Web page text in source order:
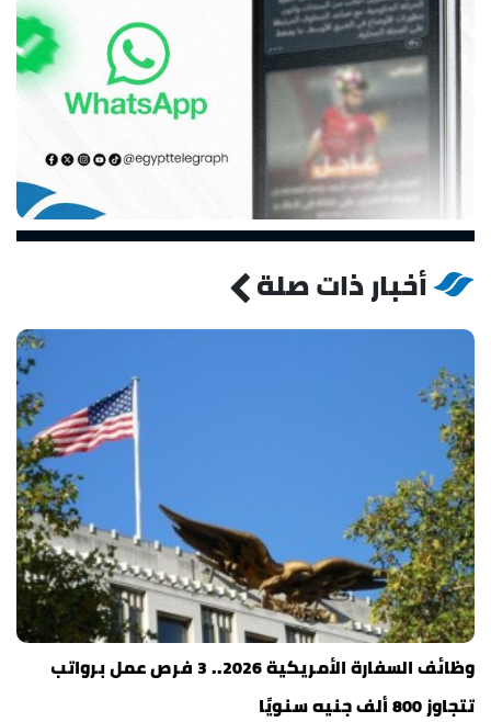
أخبار ذات صلة
وظائف السفارة الأمريكية 2026.. 3 فرص عمل برواتب
تتجاوز 800 ألف جنيه سنويًا